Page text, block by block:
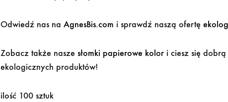
Odwiedź nas na AgnesBis.com i sprawdź naszą ofertę
Zobacz także nasze słomki papierowe kolor i ciesz się
ekologicznych produktów!
ilość 100 sztuk